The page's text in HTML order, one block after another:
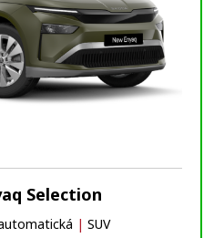
Selection
| SUV